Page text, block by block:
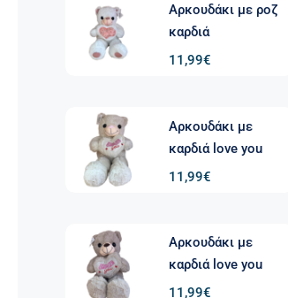
Αρκουδάκι με ροζ
καρδιά
11,99€
Αρκουδάκι με
καρδιά love you
11,99€
Αρκουδάκι με
καρδιά love you
11,99€